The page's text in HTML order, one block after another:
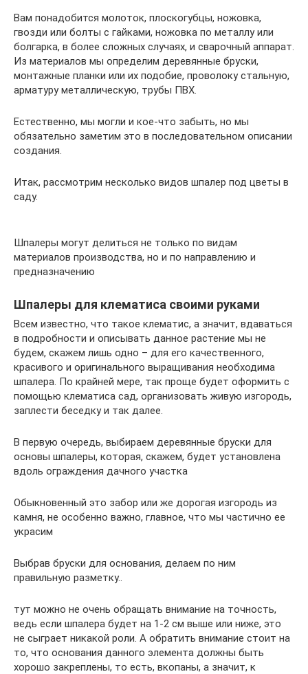
Вам понадобится молоток, плоскогубцы, ножовка,
гвозди или болты с гайками, ножовка по металлу или
болгарка, в более сложных случаях, и сварочный аппарат.
Из материалов мы определим деревянные бруски,
монтажные планки или их подобие, проволоку стальную,
арматуру металлическую, трубы ПВХ.
Естественно, мы могли и кое-что забыть, но мы
обязательно заметим это в последовательном описании
создания.
Итак, рассмотрим несколько видов шпалер под цветы в
саду.
Шпалеры могут делиться не только по видам
материалов производства, но и по направлению и
предназначению
Шпалеры для клематиса своими руками
Всем известно, что такое клематис, а значит, вдаваться
в подробности и описывать данное растение мы не
будем, скажем лишь одно – для его качественного,
красивого и оригинального выращивания необходима
шпалера. По крайней мере, так проще будет оформить с
помощью клематиса сад, организовать живую изгородь,
заплести беседку и так далее.
В первую очередь, выбираем деревянные бруски для
основы шпалеры, которая, скажем, будет установлена
вдоль ограждения дачного участка
Обыкновенный это забор или же дорогая изгородь из
камня, не особенно важно, главное, что мы частично ее
украсим
Выбрав бруски для основания, делаем по ним
правильную разметку..
тут можно не очень обращать внимание на точность,
ведь если шпалера будет на 1-2 см выше или ниже, это
не сыграет никакой роли. А обратить внимание стоит на
то, что основания данного элемента должны быть
хорошо закреплены, то есть, вкопаны, а значит, к